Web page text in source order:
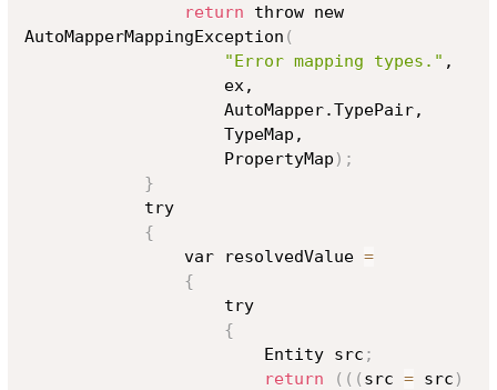
return throw new
AutoMapperMappingException (
"Error mapping types." ,
                    PropertyMap
) ;
}
{
                var resolvedValue
=
{
{
                        Entity src
;
return
(( ( src = src )